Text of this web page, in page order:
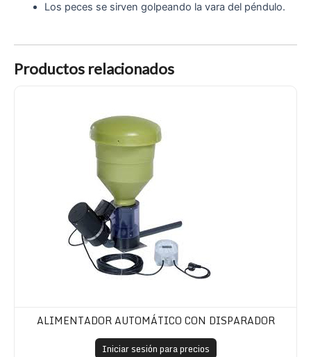
Los peces se sirven golpeando la vara del péndulo.
Productos relacionados
ALIMENTADOR AUTOMÁTICO CON DISPARADOR
Iniciar sesión para precios